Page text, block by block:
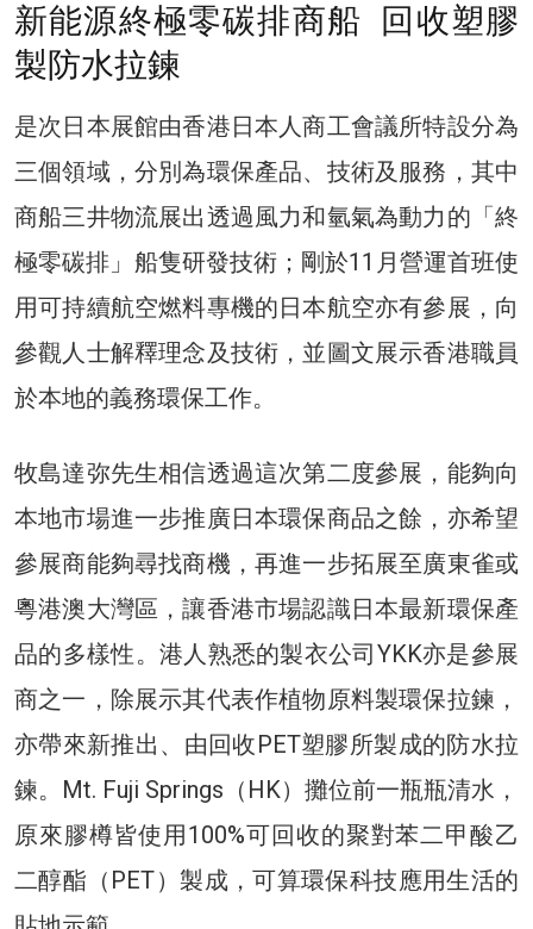
新能源終極零碳排商船 回收塑膠
製防水拉鍊
是次日本展館由香港日本人商工會議所特設分為
三個領域，分別為環保產品、技術及服務，其中
商船三井物流展出透過風力和氫氣為動力的「終
極零碳排」船隻研發技術；剛於11月營運首班使
用可持續航空燃料專機的日本航空亦有參展，向
參觀人士解釋理念及技術，並圖文展示香港職員
於本地的義務環保工作。
牧島達弥先生相信透過這次第二度參展，能夠向
本地市場進一步推廣日本環保商品之餘，亦希望
參展商能夠尋找商機，再進一步拓展至廣東雀或
粵港澳大灣區，讓香港市場認識日本最新環保產
品的多樣性。港人熟悉的製衣公司YKK亦是參展
商之一，除展示其代表作植物原料製環保拉鍊，
亦帶來新推出、由回收PET塑膠所製成的防水拉
鍊。Mt. Fuji Springs（HK）攤位前一瓶瓶清水，
原來膠樽皆使用100%可回收的聚對苯二甲酸乙
二醇酯（PET）製成，可算環保科技應用生活的